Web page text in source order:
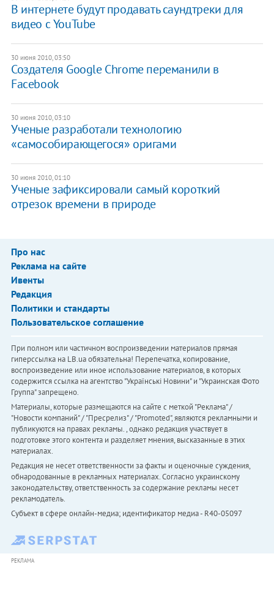
В интернете будут продавать саундтреки для
видео с YouTube
30 июня 2010, 03:50
Создателя Google Chrome переманили в
Facebook
30 июня 2010, 03:10
Ученые разработали технологию
«самособирающегося» оригами
30 июня 2010, 01:10
Ученые зафиксировали самый короткий
отрезок времени в природе
Про нас
Реклама на сайте
Ивенты
Редакция
Политики и стандарты
Пользовательское соглашение
При полном или частичном воспроизведении материалов прямая
гиперссылка на LB.ua обязательна! Перепечатка, копирование,
воспроизведение или иное использование материалов, в которых
содержится ссылка на агентство "Українськi Новини" и "Украинская Фото
Группа" запрещено.
Материалы, которые размещаются на сайте с меткой "Реклама" /
"Новости компаний" / "Пресрелиз" / "Promoted", являются рекламными и
публикуются на правах рекламы. , однако редакция участвует в
подготовке этого контента и разделяет мнения, высказанные в этих
материалах.
Редакция не несет ответственности за факты и оценочные суждения,
обнародованные в рекламных материалах. Согласно украинскому
законодательству, ответственность за содержание рекламы несет
рекламодатель.
Субъект в сфере онлайн-медиа; идентификатор медиа - R40-05097
РЕКЛАМА